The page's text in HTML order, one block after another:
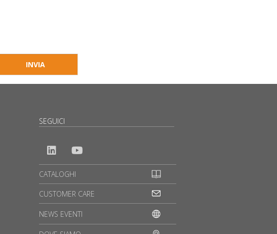
SEGUICI
CATALOGHI
CUSTOMER CARE
NEWS EVENTI